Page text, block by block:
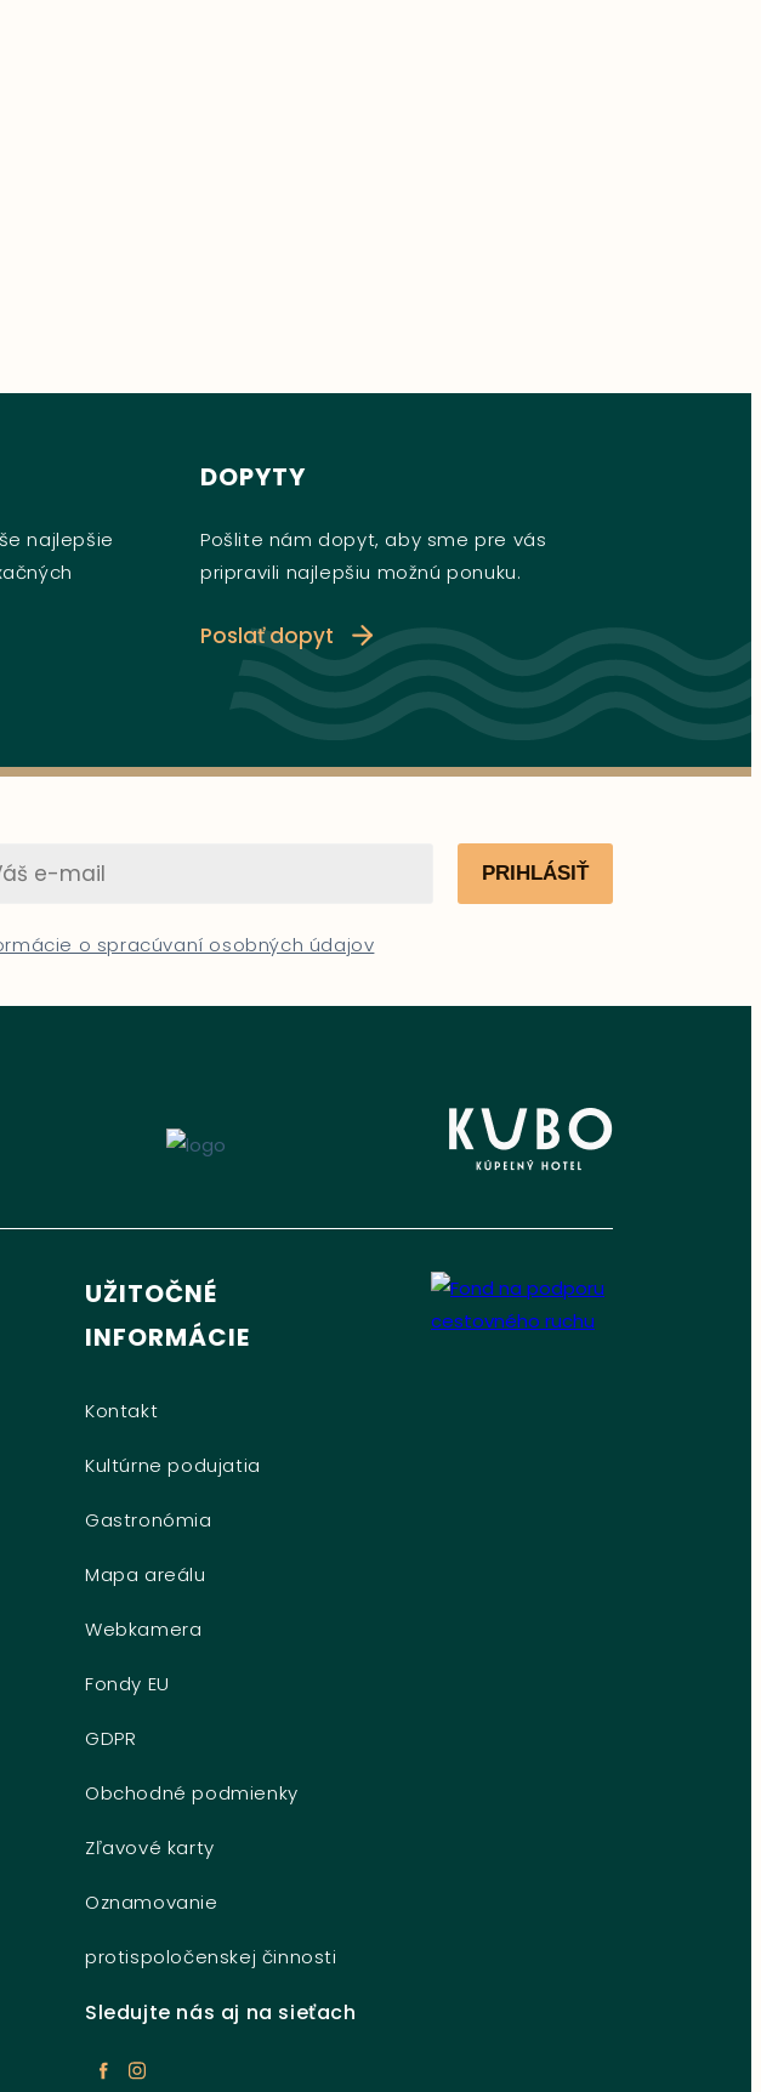
najlepšie
DOPYTY
Pošlite nám dopyt, aby sme pre vás
pripravili najlepšiu možnú ponuku.
Poslať dopyt
PRIHLÁSIŤ
o spracúvaní osobných údajov
UŽITOČNÉ
INFORMÁCIE
Kontakt
Kultúrne podujatia
Gastronómia
Mapa areálu
Webkamera
Fondy EU
GDPR
Obchodné podmienky
Zľavové karty
Oznamovanie
protispoločenskej činnosti
Sledujte nás aj na sieťach